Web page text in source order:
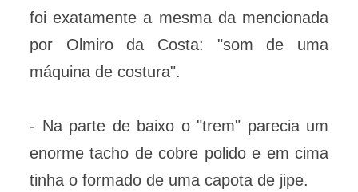
foi exatamente a mesma da mencionada
por Olmiro da Costa: "som de uma
máquina de costura".
- Na parte de baixo o "trem" parecia um
enorme tacho de cobre polido e em cima
tinha o formado de uma capota de jipe.